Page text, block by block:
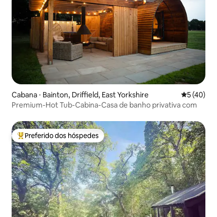
Cabana ⋅ Bainton, Driffield, East Yorkshire 5 de uma
5 (40)
Premium-Hot Tub-Cabina-Casa de banho privativa com
Entre os melhores preferidos dos hóspedes
Preferido dos hóspedes